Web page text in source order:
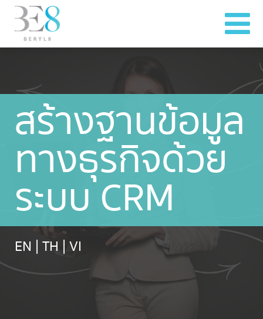
สร้างฐานข้อมูล
ทางธุรกิจด้วย
ระบบ CRM
EN | TH | VI